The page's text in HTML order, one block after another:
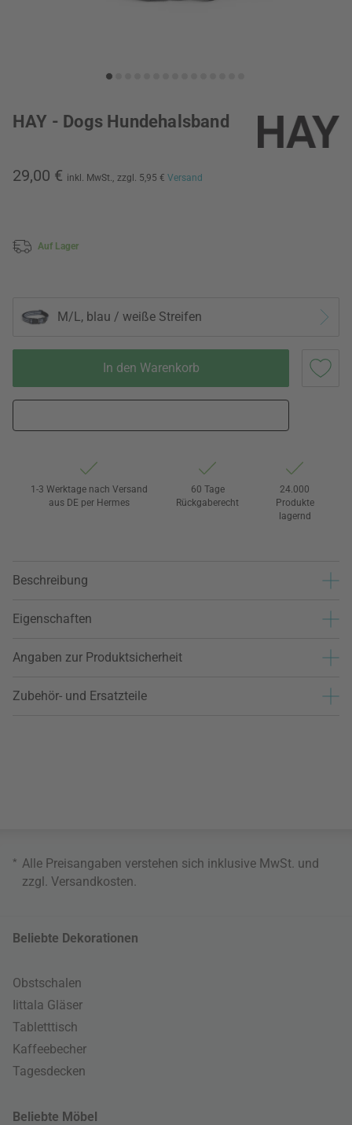
HAY - Dogs Hundehalsband
29,00 € inkl. MwSt., zzgl. 5,95 € Versand
Auf Lager
M/L, blau / weiße Streifen
In den Warenkorb
1-3 Werktage nach Versand
aus DE per Hermes
60 Tage
Rückgaberecht
24.000
Produkte
lagernd
Beschreibung
Eigenschaften
Angaben zur Produktsicherheit
Zubehör- und Ersatzteile
* Alle Preisangaben verstehen sich inklusive MwSt. und
zzgl. Versandkosten
Beliebte Dekorationen
Obstschalen
Iittala Gläser
Tabletttisch
Kaffeebecher
Tagesdecken
Beliebte Möbel